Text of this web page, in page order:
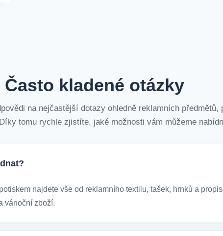
Často kladené otázky
na nejčastější dotazy ohledně reklamních předmětů,
tomu rychle zjistíte, jaké možnosti vám můžeme
najdete vše od reklamního textilu, tašek, hrnků a
vánoční zboží.